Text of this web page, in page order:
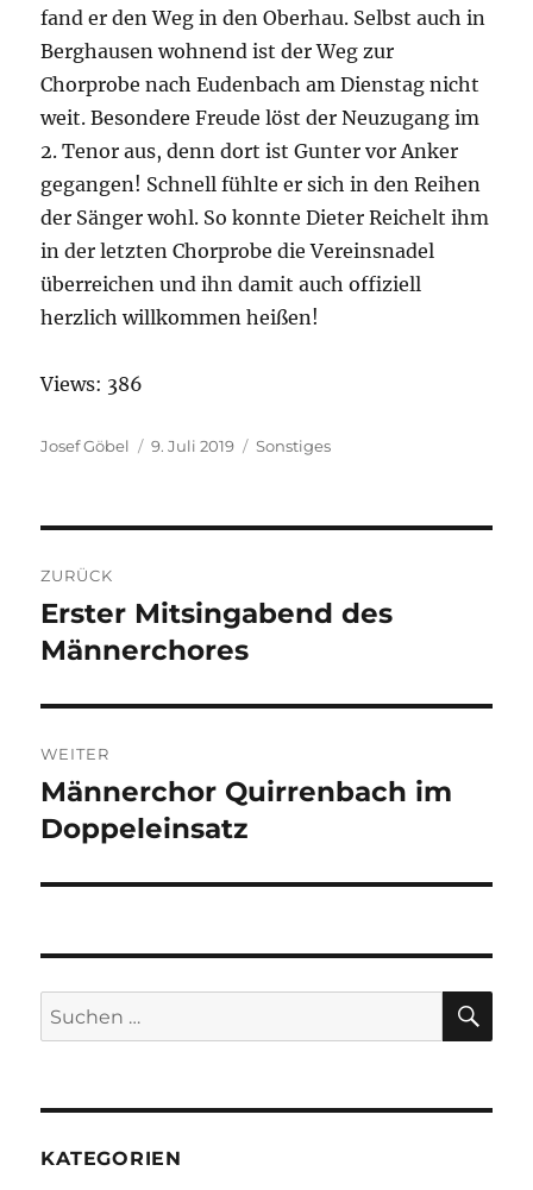
fand er den Weg in den Oberhau. Selbst auch in
Berghausen wohnend ist der Weg zur
Chorprobe nach Eudenbach am Dienstag nicht
weit. Besondere Freude löst der Neuzugang im
2. Tenor aus, denn dort ist Gunter vor Anker
gegangen! Schnell fühlte er sich in den Reihen
der Sänger wohl. So konnte Dieter Reichelt ihm
in der letzten Chorprobe die Vereinsnadel
überreichen und ihn damit auch offiziell
herzlich willkommen heißen!
Views: 386
Autor
Josef Göbel
Veröffentlicht
9. Juli 2019 Kategorien
Sonstiges
ZURÜCK
Vorheriger
Beitrag:
Erster Mitsingabend des
Männerchores
WEITER
Nächster
Beitrag:
Männerchor Quirrenbach im
Doppeleinsatz
Suchen
nach:
KATEGORIEN